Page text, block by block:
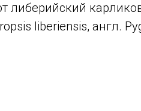
либерийский
liberiensis, англ.